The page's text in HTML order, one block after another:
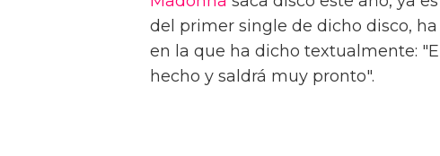
del primer single de dicho disco,
en la que ha dicho textualmente:
hecho y saldrá muy pronto".